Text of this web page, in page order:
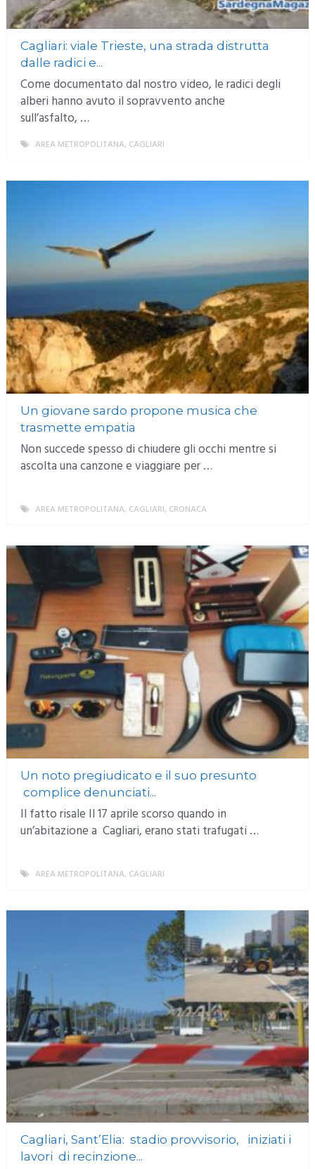
Cagliari: viale Trieste, una strada distrutta
dalle radici e...
Come documentato dal nostro video, le radici degli
alberi hanno avuto il sopravvento anche
sull’asfalto, …
AREA METROPOLITANA, CAGLIARI
Un giovane sardo propone musica che
trasmette empatia
Non succede spesso di chiudere gli occhi mentre si
ascolta una canzone e viaggiare per …
AREA METROPOLITANA, CAGLIARI, CRONACA
Un noto pregiudicato e il suo presunto
complice denunciati...
Il fatto risale Il 17 aprile scorso quando in
un’abitazione a Cagliari, erano stati trafugati …
AREA METROPOLITANA, CAGLIARI
Cagliari, Sant’Elia: stadio provvisorio, iniziati i
lavori di recinzione...